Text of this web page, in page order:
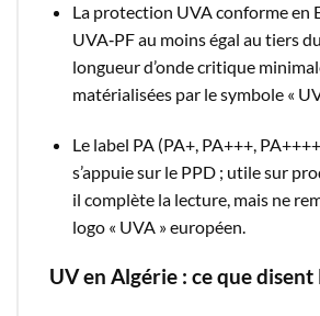
La protection UVA conforme en
UVA‑PF au moins égal au tiers
longueur d’onde critique
matérialisées par le symbole «
Le label PA (PA+, PA+++,
s’appuie sur le PPD ; utile sur
il complète la lecture, mais ne
logo « UVA » européen.​
UV en Algérie : ce que